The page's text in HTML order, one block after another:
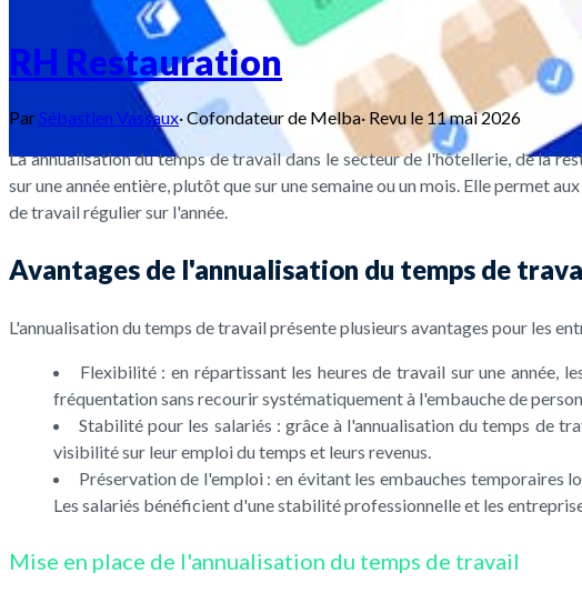
RH Restauration
ParSébastien Vassaux·Cofondateur de Melba· Revu le 11 mai 2026
La annualisation du temps de travail dans le secteur de l'hôtellerie, de la
sur une année entière, plutôt que sur une semaine ou un mois. Elle permet
de travail régulier sur l'année.
Avantages de l'annualisation du temps de
L'annualisation du temps de travail présente plusieurs avantages pour les
Flexibilité : en répartissant les heures de travail sur une année,
fréquentation sans recourir systématiquement à l'embauche de
Stabilité pour les salariés : grâce à l'annualisation du temps de
visibilité sur leur emploi du temps et leurs revenus.
Préservation de l'emploi : en évitant les embauches temporaires
Les salariés bénéficient d'une stabilité professionnelle et les
Mise en place de l'annualisation du temps de travail